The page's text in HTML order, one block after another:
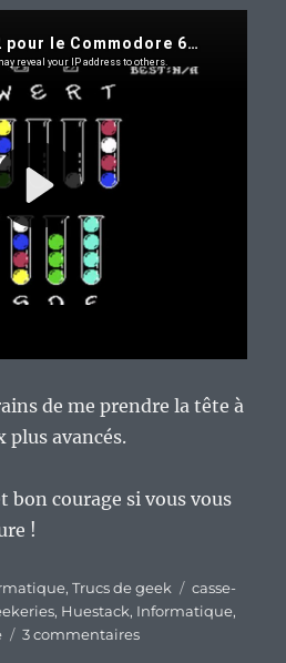
de me prendre la tête à
plus avancés.
bon courage si vous vous
!
,Trucs de geek Étiquettes
casse-
, Huestack, Informatique,
3 commentairessur